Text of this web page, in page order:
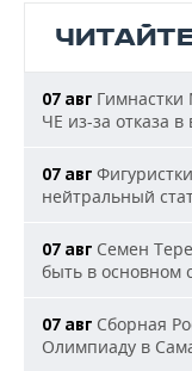
07 авг Гимнастки
ЧЕ из-за отказа в
07 авг
нейтральный
07 авг Семен
быть в основном
07 авг Сборная
Олимпиаду в